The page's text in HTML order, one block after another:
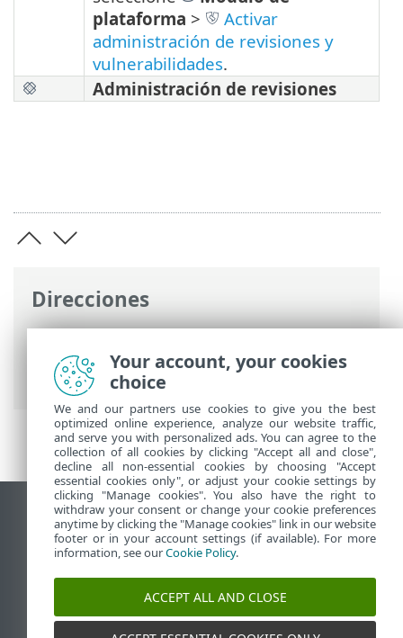
Direcciones
Ayuda en línea de ESET>ESET PROTECT>
Introducción a ESET PROTECT> Acerca de
la ayuda
> Leyenda de los iconos
plataforma >
Activar
administración de revisiones y
vulnerabilidades.
Administración de revisiones
Ver sitio para ordenador
End of Life
Base de conocimiento de ESET
Foro de ESET
ESET Status Portal
Soporte técnico regional
Your account, your cookies
choice
We and our partners use cookies to give you the best
optimized online experience, analyze our website traffic,
and serve you with personalized ads. You can agree to the
collection of all cookies by clicking "Accept all and close",
decline all non-essential cookies by choosing "Accept
essential cookies only", or adjust your cookie settings by
clicking "Manage cookies". You also have the right to
withdraw your consent or change your cookie preferences
anytime by clicking the "Manage cookies" link in our website
footer or in your account settings (if available). For more
information, see ourCookie Policy.
ACCEPT ALL AND CLOSE